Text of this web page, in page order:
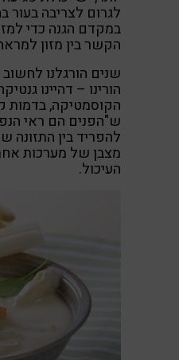
לגרום לצריבה
במקדם הגנה כדי
הקשר בין מזון
שנים הורגלנו
הורינו – דהיינו
הקוסמטיקה, בדמות
ש"הפנים הם ראי
להפריד בין התזונה
מצבן של מערכות
העיכול.